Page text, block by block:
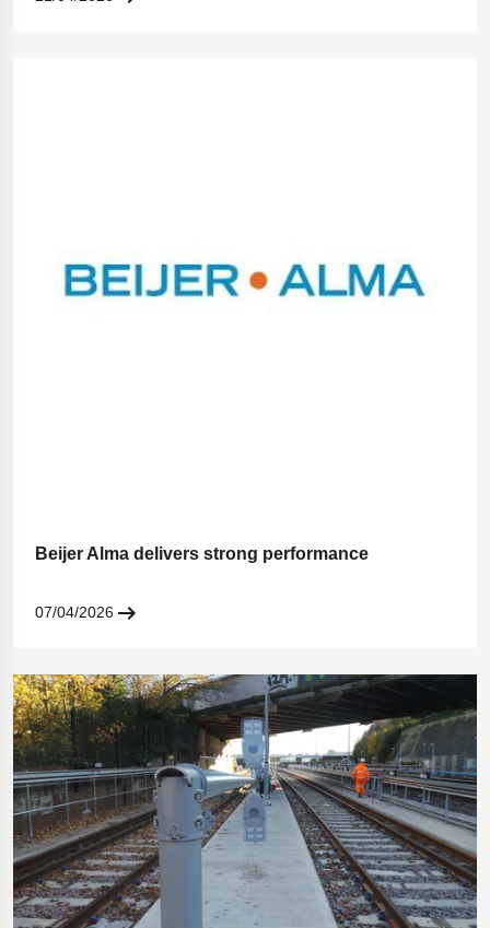
Beijer Alma delivers strong performance
07/04/2026